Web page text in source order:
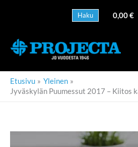
Haku 0,00€
Etusivu
Yleinen
Jyväskylän Puumessut 2017 – Kiitos